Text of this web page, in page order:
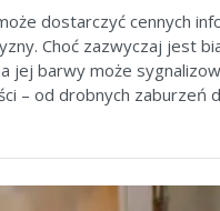
dostarczyć cennych
Choć zazwyczaj jest
jej barwy może
– od drobnych zaburzeń